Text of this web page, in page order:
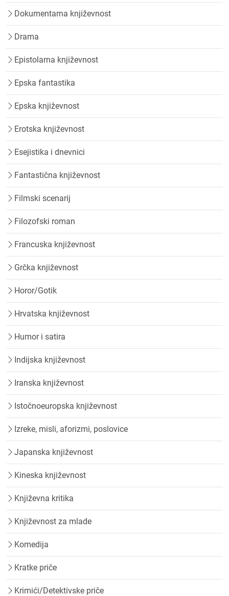
Dokumentarna književnost
Drama
Epistolarna književnost
Epska fantastika
Epska književnost
Erotska književnost
Esejistika i dnevnici
Fantastična književnost
Filmski scenarij
Filozofski roman
Francuska književnost
Grčka književnost
Horor/Gotik
Hrvatska književnost
Humor i satira
Indijska književnost
Iranska književnost
Istočnoeuropska književnost
Izreke, misli, aforizmi, poslovice
Japanska književnost
Kineska književnost
Književna kritika
Književnost za mlade
Komedija
Kratke priče
Krimići/Detektivske priče